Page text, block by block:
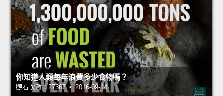
你知道人類每年浪費多少食物嗎？
觀看次數：27367 • 2016-09-14